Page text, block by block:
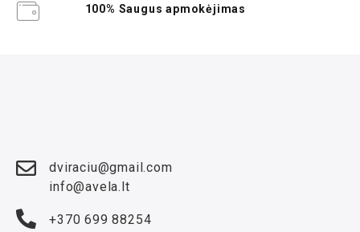
100% Saugus apmokėjimas
dviraciu@gmail.com
info@avela.lt
+370 699 88254